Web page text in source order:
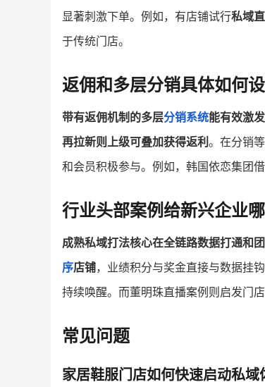
显著刺激下单。例如，有店铺试行私域
于传统门店。
返佣和多层分销具体如何设
带有返佣机制的多层分销系统能有效激
再拉新则上级可叠加获得返利 。在分销
和会员积极参与。例如，韩国依恋集团
行业头部案例给新兴企业
成熟私域打法核心在全链路数据打通和
序店铺，业绩积分与奖金直接与数据挂
持续唤醒。而董明珠直播案例则启发门
常见问题
家居鞋服门店如何快速启动私域